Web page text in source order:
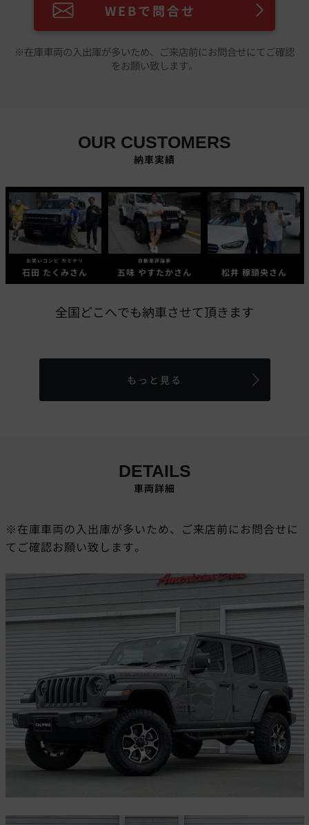
WEBで問合せ
※在庫車両の入出庫が多いため、ご来店前にお問合せにてご確認
をお願い致します。
OUR CUSTOMERS
納車実績
お笑いコンビ カミナリ
石田 たくみさん
自動車評論家
五味 やすたかさん 松井 稼頭央さん
全国どこへでも納車させて頂きます
もっと見る
DETAILS
車両詳細
※在庫車両の入出庫が多いため、ご来店前にお問合せに
てご確認お願い致します。